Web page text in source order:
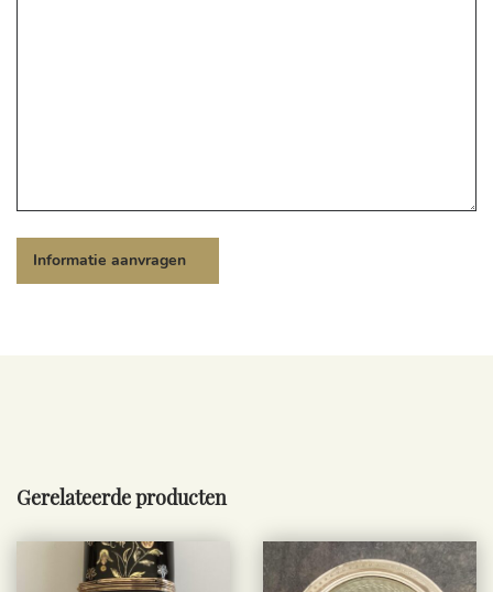
Gerelateerde producten